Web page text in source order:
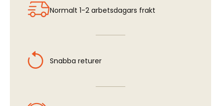
Normalt 1-2 arbetsdagars frakt
Snabba returer